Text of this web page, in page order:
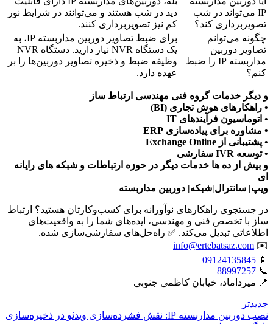
IP می‌تواند در شب
تصویربرداری کند؟
دید در شب هستند و می‌توانند در شرایط نور
کم نیز تصویربرداری کنند.
چگونه می‌توانم
تصاویر دوربین
مداربسته IP را ضبط
کنم؟
برای ضبط تصاویر دوربین مداربسته IP، به
یک دستگاه NVR نیاز دارید. دستگاه NVR
وظیفه ضبط و ذخیره تصاویر دوربین‌ها را بر
عهده دارد.
و دیگر خدمات گروه فنی مهندسی ارتباط ساز
• راهکارهای هوش تجاری (BI)
• اتوماسیون فرآیندهای IT
• مشاوره برای پیاده‌سازی ERP
• پشتیبانی از Exchange Online
• توسعه IVR سفارشی
و بیش از ده ها خدمات دیگر در حوزه ارتباطات و شبکه های رایانه
ای
ویپ| سانترال|شبکه| دوربین مداربسته
در جستجوی راهکارهای نوآورانه برای کسب‌وکارتان هستید؟ ارتباط
ساز با تخصص فنی و مهندسی، ایده‌های شما را به واقعیت‌های
اطلاعاتی تبدیل می‌کند. ✅ راه‌حل‌های سفارشی‌سازی شده.
✉️
info@ertebatsaz.com
📱
09124135845
📞
88997257
📍 میرداماد، خیابان کاظمی جنوبی
جدیدتر
نصب دوربین مداربسته IP: نقش فشرده‌سازی ویدئو در ذخیره‌سازی